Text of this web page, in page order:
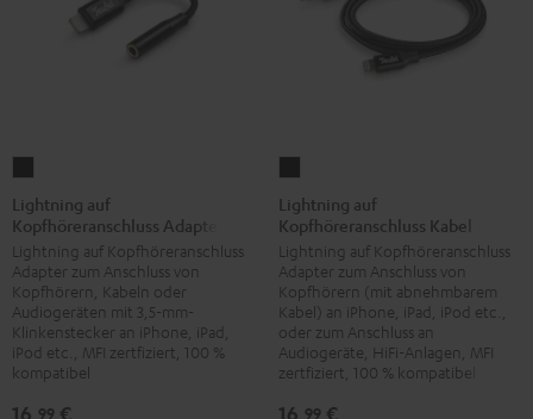
auf
Kopfhöreranschluss
Adapter
Schwarz
Lightning auf
Kopfhöreranschluss Adapter
Lightning auf Kopfhöreranschluss
Adapter zum Anschluss von
Kopfhörern, Kabeln oder
Audiogeräten mit 3,5-mm-
Klinkenstecker an iPhone, iPad,
iPod etc., MFI zertfiziert, 100 %
kompatibel
16,99 €
auf
Kopfhöreranschluss
Kabel
Schwarz
Lightning auf
Kopfhöreranschluss Kabel
Lightning auf Kopfhöreranschluss
Adapter zum Anschluss von
Kopfhörern (mit abnehmbarem
Kabel) an iPhone, iPad, iPod etc.,
oder zum Anschluss an
Audiogeräte, HiFi-Anlagen, MFI
zertfiziert, 100 % kompatibel
16,99 €